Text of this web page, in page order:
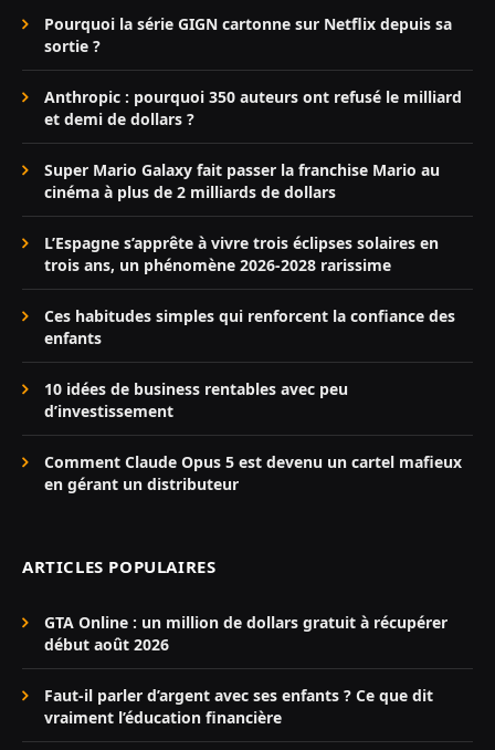
Pourquoi la série GIGN cartonne sur Netflix depuis sa
sortie ?
Anthropic : pourquoi 350 auteurs ont refusé le milliard
et demi de dollars ?
Super Mario Galaxy fait passer la franchise Mario au
cinéma à plus de 2 milliards de dollars
L’Espagne s’apprête à vivre trois éclipses solaires en
trois ans, un phénomène 2026-2028 rarissime
Ces habitudes simples qui renforcent la confiance des
enfants
10 idées de business rentables avec peu
d’investissement
Comment Claude Opus 5 est devenu un cartel mafieux
en gérant un distributeur
ARTICLES POPULAIRES
GTA Online : un million de dollars gratuit à récupérer
début août 2026
Faut-il parler d’argent avec ses enfants ? Ce que dit
vraiment l’éducation financière